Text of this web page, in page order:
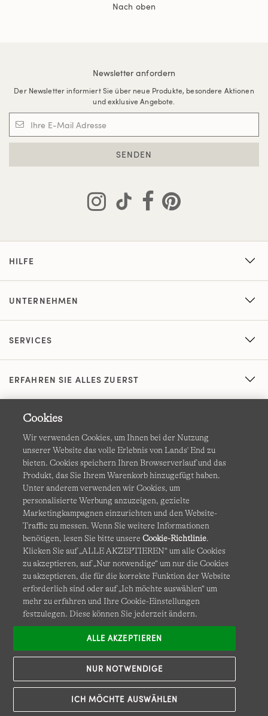
Nach oben
Newsletter anfordern
Der Newsletter informiert Sie über neue Produkte, besondere Aktionen
und exklusive Angebote.
SENDEN
HILFE
UNTERNEHMEN
SERVICES
ERFAHREN SIE ALLES ZUERST
AGB Datenschutz & Sicherheit
Cookies Ich möchte auswählen Barrierefreiheit
Site Map Internationale Websites
Diese Website ist durch reCAPTCHA geschützt. Es gelten die
Datenschutzerklärung undNutzungsbedingungenvon
Google.
© COPYRIGHT LANDS' END EUROPE
Cookies
Wir verwenden Cookies, um Ihnen bei der Nutzung
unserer Website das volle Erlebnis von Lands' End zu
bieten. Cookies speichern Ihren Browserverlauf und das
Produkt, das Sie Ihrem Warenkorb hinzugefügt haben.
Unter anderem verwenden wir Cookies, um
personalisierte Werbung anzuzeigen, gezielte
Marketingkampagnen einzurichten und den Website-
Traffic zu messen. Wenn Sie weitere Informationen
benötigen, lesen Sie bitte unsereCookie-Richtlinie.
Klicken Sie auf „ALLE AKZEPTIEREN“ um alle Cookies
zu akzeptieren, auf „Nur notwendige“ um nur die Cookies
zu akzeptieren, die für die korrekte Funktion der Website
erforderlich sind oder auf „Ich möchte auswählen“ um
mehr zu erfahren und Ihre Cookie-Einstellungen
festzulegen. Diese können Sie jederzeit ändern.
ICH MÖCHTE AUSWÄHLEN
NUR NOTWENDIGE
ALLE AKZEPTIEREN